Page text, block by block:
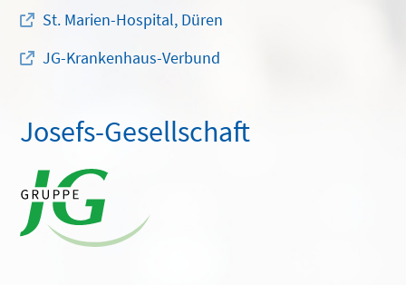
St. Marien-Hospital, Düren
JG-Krankenhaus-Verbund
Josefs-Gesellschaft